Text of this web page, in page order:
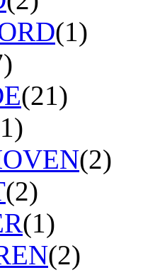
(1)
(21)
(2)
(2)
(1)
(2)